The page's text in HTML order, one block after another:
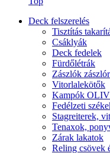
Deck felszerelés
Tisztítás
Csáklyák
Deck fedelek
Fürdőlétrák
Zászlók
Vitorlalekötők
Kampók
Fedélzeti
Stagreiterek,
Tenaxok,
Zárak lakatok
Reling csövek